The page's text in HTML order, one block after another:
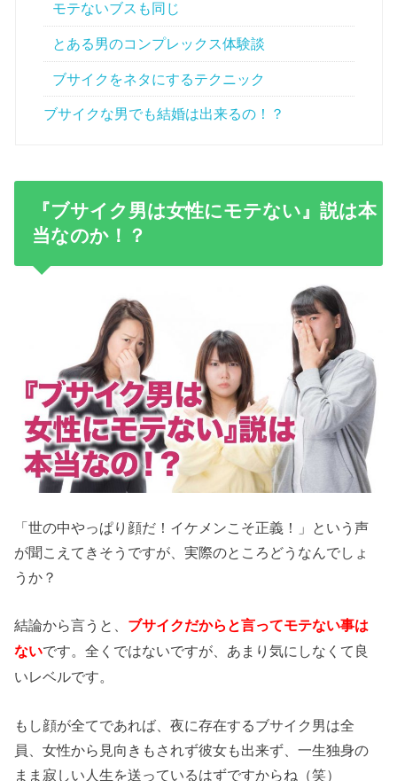
モテないブスも同じ
とある男のコンプレックス体験談
ブサイクをネタにするテクニック
ブサイクな男でも結婚は出来るの！？
『ブサイク男は女性にモテない』説は本
当なのか！？
「世の中やっぱり顔だ！イケメンこそ正義！」という声
が聞こえてきそうですが、実際のところどうなんでしょ
うか？
結論から言うと、 ブサイクだからと言ってモテない事は
ないです。全くではないですが、あまり気にしなくて良
いレベルです。
もし顔が全てであれば、夜に存在するブサイク男は全
員、女性から見向きもされず彼女も出来ず、一生独身の
まま寂しい人生を送っているはずですからね（笑）